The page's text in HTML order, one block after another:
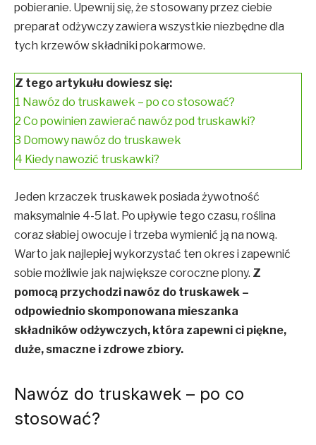
pobieranie. Upewnij się, że stosowany przez ciebie
preparat odżywczy zawiera wszystkie niezbędne dla
tych krzewów składniki pokarmowe.
Z tego artykułu dowiesz się:
1 Nawóz do truskawek – po co stosować?
2 Co powinien zawierać nawóz pod truskawki?
3 Domowy nawóz do truskawek
4 Kiedy nawozić truskawki?
Jeden krzaczek truskawek posiada żywotność
maksymalnie 4-5 lat. Po upływie tego czasu, roślina
coraz słabiej owocuje i trzeba wymienić ją na nową.
Warto jak najlepiej wykorzystać ten okres i zapewnić
sobie możliwie jak największe coroczne plony. Z
pomocą przychodzi nawóz do truskawek –
odpowiednio skomponowana mieszanka
składników odżywczych, która zapewni ci piękne,
duże, smaczne i zdrowe zbiory.
Nawóz do truskawek – po co
stosować?